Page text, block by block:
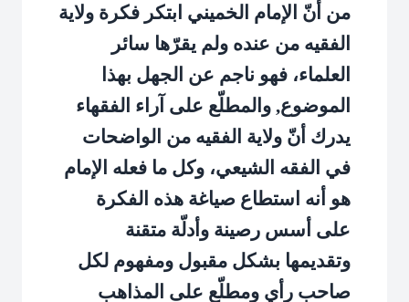
من أنّ الإمام الخميني ابتكر فكرة ولاية
الفقيه من عنده ولم يقرّها سائر
العلماء، فهو ناجم عن الجهل بهذا
الموضوع, والمطلّع على آراء الفقهاء
يدرك أنّ ولاية الفقيه من الواضحات
في الفقه الشيعي، وكل ما فعله الإمام
هو أنه استطاع صياغة هذه الفكرة
على أسس رصينة وأدلّة متقنة
وتقديمها بشكل مقبول ومفهوم لكل
صاحب رأي ومطلّع على المذاهب